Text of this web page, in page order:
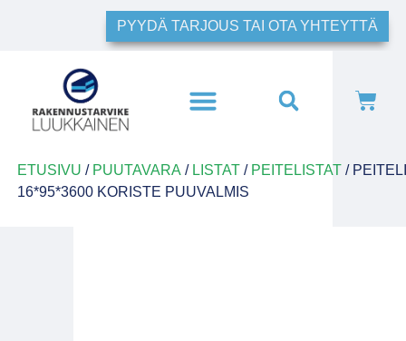
PYYDÄ TARJOUS TAI OTA YHTEYTTÄ
ETUSIVU / PUUTAVARA / LISTAT/ PEITELISTAT/
16*95*3600 KORISTE PUUVALMIS